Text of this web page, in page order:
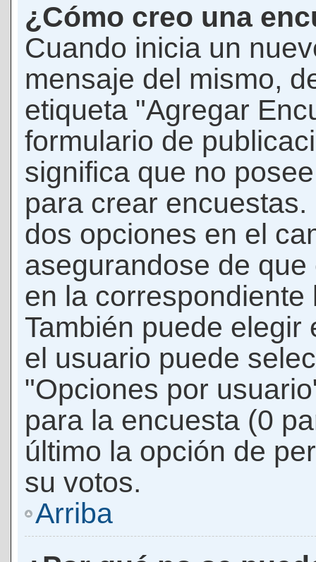
¿Cómo creo una
Cuando inicia un
mensaje del mismo,
etiqueta "Agregar
formulario de
significa que no
para crear
dos opciones en el
asegurandose de
en la
También puede
el usuario puede
"Opciones por
para la encuesta (0
último la opción de
su votos.
Arriba